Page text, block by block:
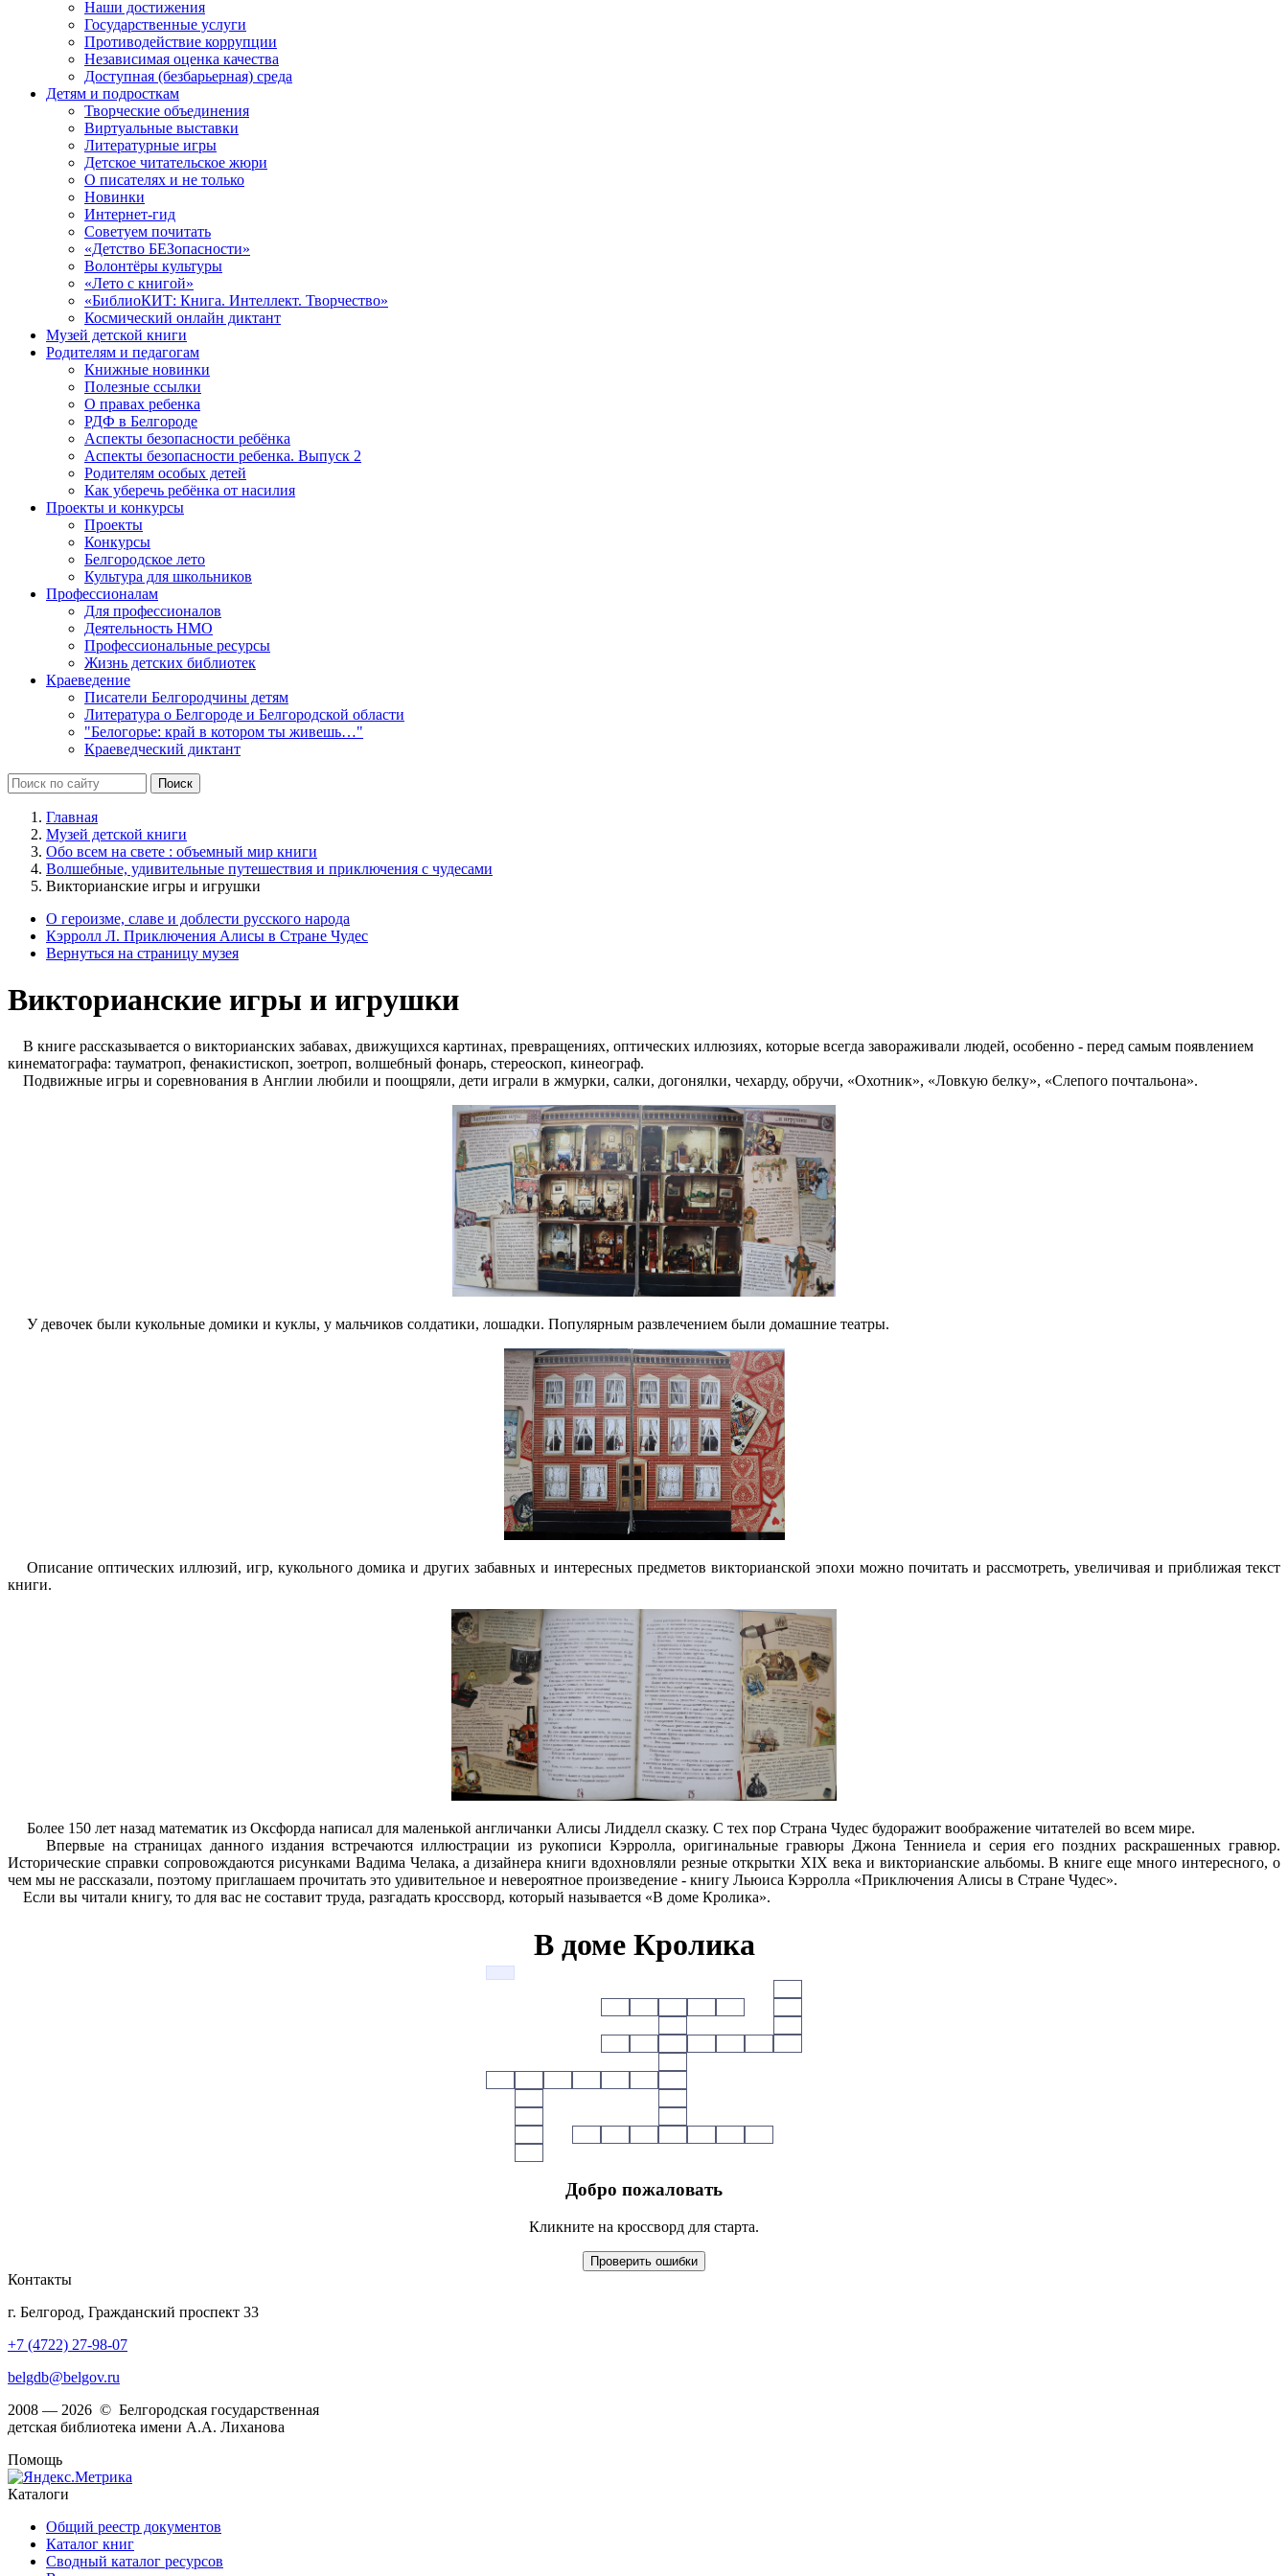
Наши достижения
Государственные услуги
Противодействие коррупции
Независимая оценка качества
Доступная (безбарьерная) среда
Детям и подросткам
Творческие объединения
Виртуальные выставки
Литературные игры
Детское читательское жюри
О писателях и не только
Новинки
Интернет-гид
Советуем почитать
«Детство БЕЗопасности»
Волонтёры культуры
«Лето с книгой»
«БиблиоКИТ: Книга. Интеллект. Творчество»
Космический онлайн диктант
Музей детской книги
Родителям и педагогам
Книжные новинки
Полезные ссылки
О правах ребенка
РДФ в Белгороде
Аспекты безопасности ребёнка
Аспекты безопасности ребенка. Выпуск 2
Родителям особых детей
Как уберечь ребёнка от насилия
Проекты и конкурсы
Проекты
Конкурсы
Белгородское лето
Культура для школьников
Профессионалам
Для профессионалов
Деятельность НМО
Профессиональные ресурсы
Жизнь детских библиотек
Краеведение
Писатели Белгородчины детям
Литература о Белгороде и Белгородской области
"Белогорье: край в котором ты живешь…"
Краеведческий диктант
Главная
Музей детской книги
Обо всем на свете : объемный мир книги
Волшебные, удивительные путешествия и приключения с чудесами
Викторианские игры и игрушки
О героизме, славе и доблести русского народа
Кэрролл Л. Приключения Алисы в Стране Чудес
Вернуться на страницу музея
Викторианские игры и игрушки
В книге рассказывается о викторианских забавах, движущихся картинах, превращениях, оптических иллюзиях, которые всегда завораживали людей, особенно - перед самым появлением
кинематографа: тауматроп, фенакистископ, зоетроп, волшебный фонарь, стереоскоп, кинеограф.
Подвижные игры и соревнования в Англии любили и поощряли, дети играли в жмурки, салки, догонялки, чехарду, обручи, «Охотник», «Ловкую белку», «Слепого почтальона».
У девочек были кукольные домики и куклы, у мальчиков солдатики, лошадки. Популярным развлечением были домашние театры.
Описание оптических иллюзий, игр, кукольного домика и других забавных и интересных предметов викторианской эпохи можно почитать и рассмотреть, увеличивая и приближая текст
книги.
Более 150 лет назад математик из Оксфорда написал для маленькой англичанки Алисы Лидделл сказку. С тех пор Страна Чудес будоражит воображение читателей во всем мире.
Впервые на страницах данного издания встречаются иллюстрации из рукописи Кэрролла, оригинальные гравюры Джона Тенниела и серия его поздних раскрашенных гравюр.
Исторические справки сопровождаются рисунками Вадима Челака, а дизайнера книги вдохновляли резные открытки XIX века и викторианские альбомы. В книге еще много интересного, о
чем мы не рассказали, поэтому приглашаем прочитать это удивительное и невероятное произведение - книгу Льюиса Кэрролла «Приключения Алисы в Стране Чудес».
Если вы читали книгу, то для вас не составит труда, разгадать кроссворд, который называется «В доме Кролика».
В доме Кролика
Добро пожаловать
Кликните на кроссворд для старта.
Проверить ошибки
Контакты
г. Белгород, Гражданский проспект 33
+7 (4722) 27-98-07
belgdb@belgov.ru
2008 — 2026 © Белгородская государственная
детская библиотека имени А.А. Лиханова
Помощь
Каталоги
Общий реестр документов
Каталог книг
Сводный каталог ресурсов